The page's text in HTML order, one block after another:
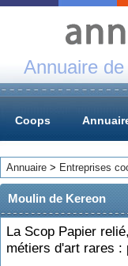
Annuaire
Coops
Annuaire > Entreprises
Moulin de Kereon
La Scop Papier
métiers d'art rares :